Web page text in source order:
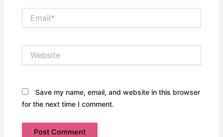
Save my name, email, and website in this browser
for the next time I comment.